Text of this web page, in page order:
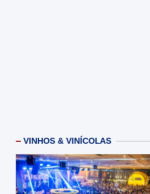
VINHOS & VINÍCOLAS